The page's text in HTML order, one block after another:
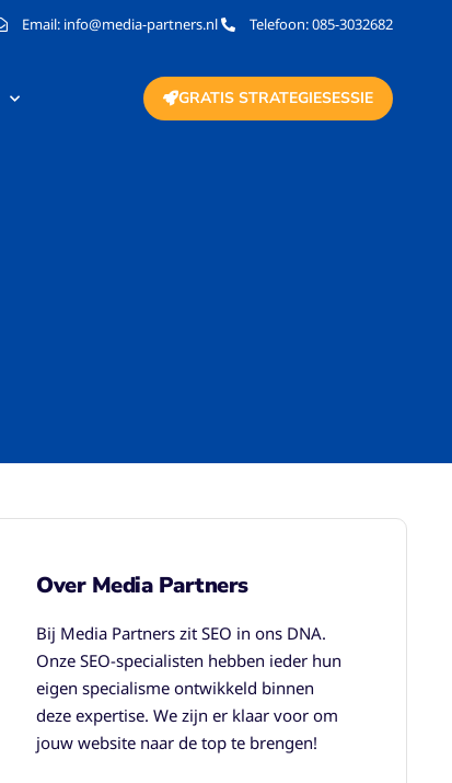
Email: info@media-partners.nl Telefoon: 085-3032682
GRATIS STRATEGIESESSIE
Over Media Partners
Bij Media Partners zit SEO in ons DNA.
Onze SEO-specialisten hebben ieder hun
eigen specialisme ontwikkeld binnen
deze expertise. We zijn er klaar voor om
jouw website naar de top te brengen!